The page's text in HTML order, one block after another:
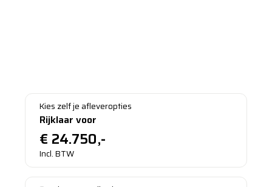
Kies zelf je afleveropties
Rijklaar voor
€ 24.750,-
Incl. BTW